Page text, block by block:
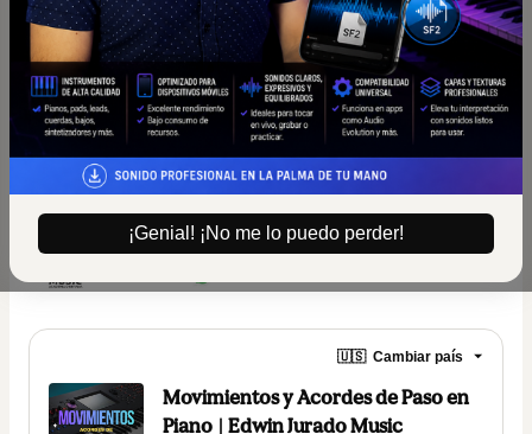
¡Genial! ¡No me lo puedo perder!
🇺🇸 Cambiar país
Movimientos y Acordes de Paso en
Piano | Edwin Jurado Music